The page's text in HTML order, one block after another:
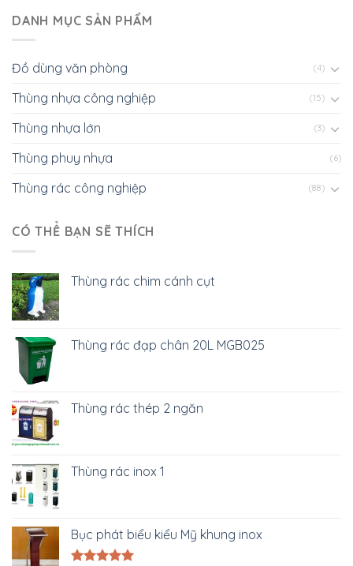
DANH MỤC SẢN PHẨM
Đồ dùng văn phòng (4)
Thùng nhựa công nghiệp (15)
Thùng nhựa lớn (3)
Thùng phuy nhựa (6)
Thùng rác công nghiệp (88)
CÓ THỂ BẠN SẼ THÍCH
Thùng rác chim cánh cụt
Thùng rác đạp chân 20L MGB025
Thùng rác thép 2 ngăn
Thùng rác inox 1
Bục phát biểu kiểu Mỹ khung inox